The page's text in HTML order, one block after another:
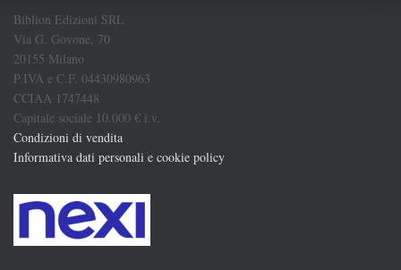
Biblion Edizioni SRL
Via G. Govone, 70
20155 Milano
P.IVA e C.F. 04430980963
CCIAA 1747448
Capitale sociale 10.000 € i.v.
Condizioni di vendita
Informativa dati personali e cookie policy